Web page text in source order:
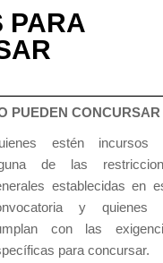
PARA
PUEDEN CONCURSAR
estén incursos
de las
establecidas en
y quienes
con las
para concursar.